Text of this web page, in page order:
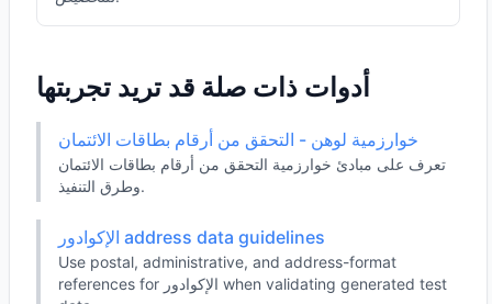
أدوات ذات صلة قد تريد تجربتها
خوارزمية لوهن - التحقق من أرقام بطاقات الائتمان
تعرف على مبادئ خوارزمية التحقق من أرقام بطاقات الائتمان
وطرق التنفيذ.
الإكوادور address data guidelines
Use postal, administrative, and address-format
references for الإكوادور when validating generated test